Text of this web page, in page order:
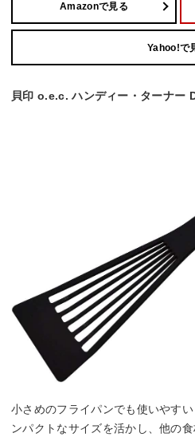
Amazonで見る
Yahoo!で
貝印 o.e.c. ハンディー・ターナー
小さめのフライパンでも使いやす
ンパクトなサイズを活かし、他の